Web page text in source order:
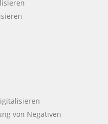
von Negativen